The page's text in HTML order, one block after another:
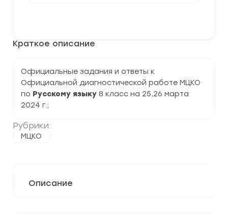
Краткое описание
Официальные задания и ответы к
Официальной диагностической работе МЦКО
по Русскому языку 8 класс на 25,26 марта
2024 г.;
Рубрики:
МЦКО
МЦКО
языку
8
класс
Описание